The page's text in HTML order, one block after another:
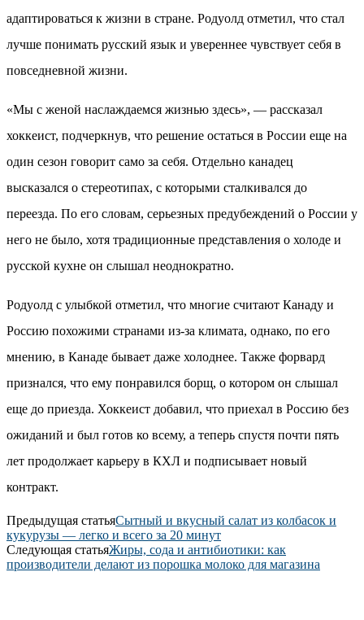
адаптироваться к жизни в стране. Родуолд отметил, что стал
лучше понимать русский язык и увереннее чувствует себя в
повседневной жизни.
«Мы с женой наслаждаемся жизнью здесь», — рассказал
хоккеист, подчеркнув, что решение остаться в России еще на
один сезон говорит само за себя. Отдельно канадец
высказался о стереотипах, с которыми сталкивался до
переезда. По его словам, серьезных предубеждений о России у
него не было, хотя традиционные представления о холоде и
русской кухне он слышал неоднократно.
Родуолд с улыбкой отметил, что многие считают Канаду и
Россию похожими странами из-за климата, однако, по его
мнению, в Канаде бывает даже холоднее. Также форвард
признался, что ему понравился борщ, о котором он слышал
еще до приезда. Хоккеист добавил, что приехал в Россию без
ожиданий и был готов ко всему, а теперь спустя почти пять
лет продолжает карьеру в КХЛ и подписывает новый
контракт.
Предыдущая статьяСытный и вкусный салат из колбасок и
кукурузы — легко и всего за 20 минут
Следующая статьяЖиры, сода и антибиотики: как
производители делают из порошка молоко для магазина